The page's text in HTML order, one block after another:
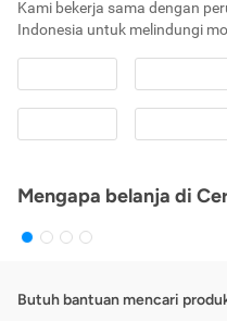
Kami bekerja sama dengan
Indonesia untuk melindungi
Mengapa belanja di
Butuh bantuan mencari